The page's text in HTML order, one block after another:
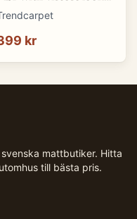
(Storlek: Ø 80
kr
mattbutiker. Hitta
till bästa pris.